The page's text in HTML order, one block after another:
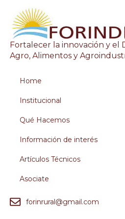
Fortalecer la innovación y el
Agro, Alimentos y
Home
Institucional
Qué Hacemos
Información de interés
Artículos Técnicos
Asociate
forinrural@gmail.com